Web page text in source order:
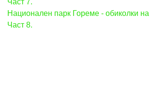
Част 7.
Национален парк Гореме - обиколки на
Част 8.